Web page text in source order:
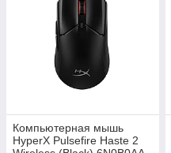
Компьютерная мышь
HyperX Pulsefire Haste 2